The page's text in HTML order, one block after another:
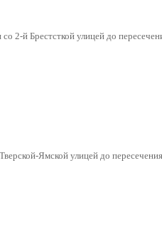
2-й Брестсткой улицей до
Ямской улицей до